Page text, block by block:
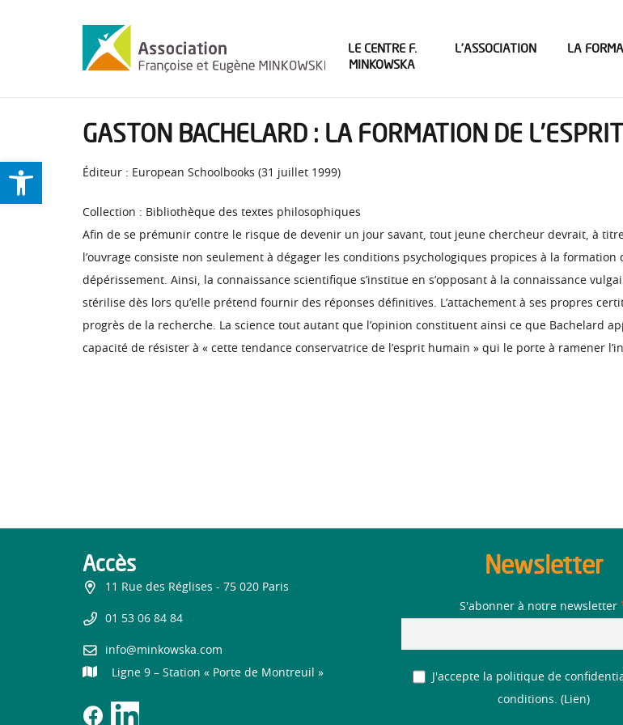
Ouvrir la barre d’outils
LE CENTRE F.
MINKOWSKA
L’ASSOCIATION LA
GASTON BACHELARD : LA FORMATION DE
Éditeur : European Schoolbooks (31 juillet 1999)
Collection : Bibliothèque des textes philosophiques
Afin de se prémunir contre le risque de devenir un jour savant, tout jeune chercheur devrait, à
l’ouvrage consiste non seulement à dégager les conditions psychologiques propices à la
dépérissement. Ainsi, la connaissance scientifique s’institue en s’opposant à la connaissance
stérilise dès lors qu’elle prétend fournir des réponses définitives. L’attachement à ses propres
progrès de la recherche. La science tout autant que l’opinion constituent ainsi ce que Bachelard
capacité de résister à « cette tendance conservatrice de l’esprit humain » qui le porte à ramener
Accès
11 Rue des Réglises - 75 020 Paris
01 53 06 84 84
info@minkowska.com
Ligne 9 – Station « Porte de Montreuil »
Newsletter
S'abonner à notre newsletter
J'accepte la politique de
conditions. ( Lien)